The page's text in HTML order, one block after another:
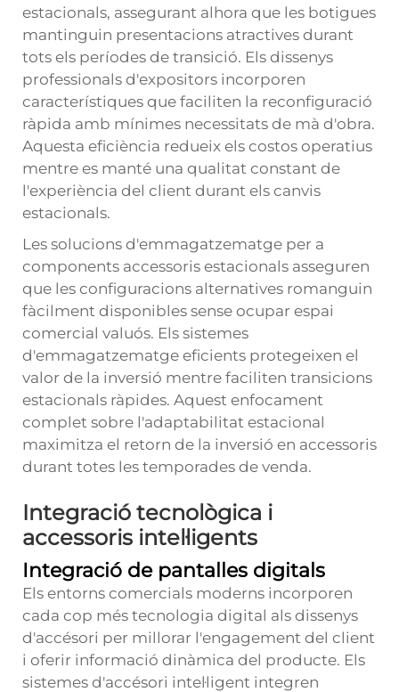
estacionals, assegurant alhora que les botigues
mantinguin presentacions atractives durant
tots els períodes de transició. Els dissenys
professionals d'expositors incorporen
característiques que faciliten la reconfiguració
ràpida amb mínimes necessitats de mà d'obra.
Aquesta eficiència redueix els costos operatius
mentre es manté una qualitat constant de
l'experiència del client durant els canvis
estacionals.
Les solucions d'emmagatzematge per a
components accessoris estacionals asseguren
que les configuracions alternatives romanguin
fàcilment disponibles sense ocupar espai
comercial valuós. Els sistemes
d'emmagatzematge eficients protegeixen el
valor de la inversió mentre faciliten transicions
estacionals ràpides. Aquest enfocament
complet sobre l'adaptabilitat estacional
maximitza el retorn de la inversió en accessoris
durant totes les temporades de venda.
Integració tecnològica i
accessoris intel·ligents
Integració de pantalles digitals
Els entorns comercials moderns incorporen
cada cop més tecnologia digital als dissenys
d'accésori per millorar l'engagement del client
i oferir informació dinàmica del producte. Els
sistemes d'accésori intel·ligent integren